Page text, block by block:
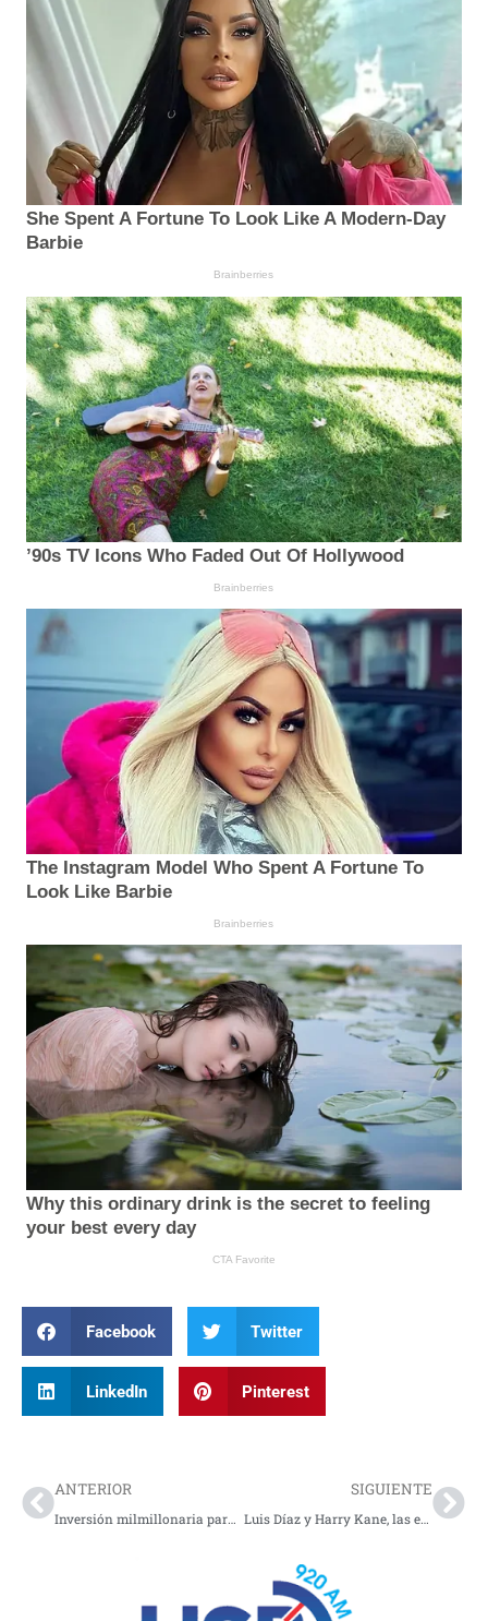
Facebook Twitter
LinkedIn Pinterest
ANTERIOR
Inversión milmillonaria para el desarrollo sostenible en América Latina
SIGUIENTE
Luis Díaz y Harry Kane, las estrellas de un equipo como el Bayern Munchen